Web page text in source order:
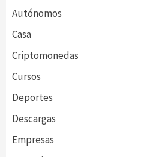
Autónomos
Casa
Criptomonedas
Cursos
Deportes
Descargas
Empresas